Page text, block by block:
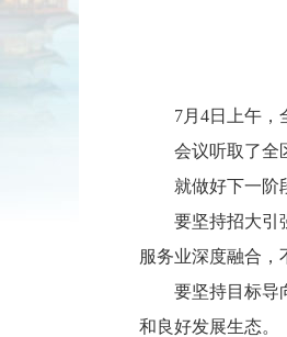
7月4日上午，
会议听取了全
就做好下一
要坚持招大引
服务业深度融合，
要坚持目标导
和良好发展生态。